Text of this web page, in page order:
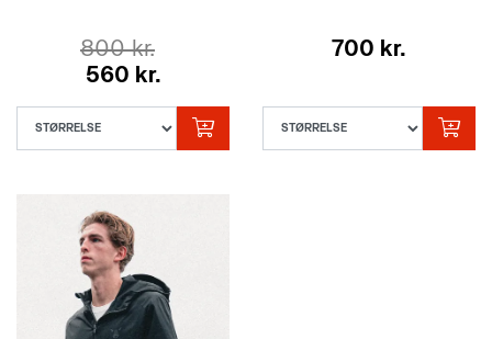
800 kr.
560 kr.
700 kr.